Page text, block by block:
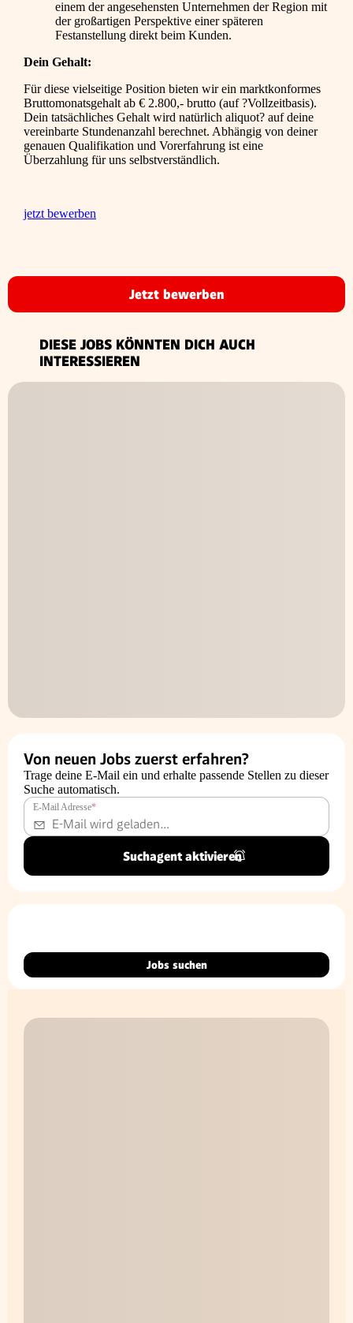
einem der angesehensten Unternehmen der Region mit
der großartigen Perspektive einer späteren
Festanstellung direkt beim Kunden.
Dein Gehalt:
Für diese vielseitige Position bieten wir ein marktkonformes
Bruttomonatsgehalt ab € 2.800,- brutto (auf ?Vollzeitbasis).
Dein tatsächliches Gehalt wird natürlich aliquot? auf deine
vereinbarte Stundenanzahl berechnet. Abhängig von deiner
genauen Qualifikation und Vorerfahrung ist eine
Überzahlung für uns selbstverständlich.
jetzt bewerben
Jetzt bewerben
DIESE JOBS KÖNNTEN DICH AUCH
INTERESSIEREN
Von neuen Jobs zuerst erfahren?
Trage deine E-Mail ein und erhalte passende Stellen zu dieser
Suche automatisch.
E-Mail Adresse*
Suchagent aktivieren
Jobs suchen